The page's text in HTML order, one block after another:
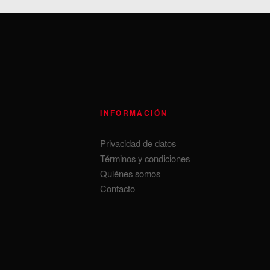
INFORMACIÓN
Privacidad de datos
Términos y condiciones
Quiénes somos
Contacto